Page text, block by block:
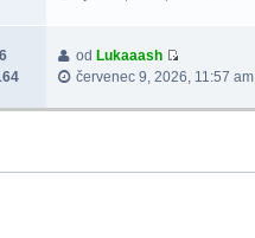
od Lukaaash
červenec 9, 2026, 11:57 am